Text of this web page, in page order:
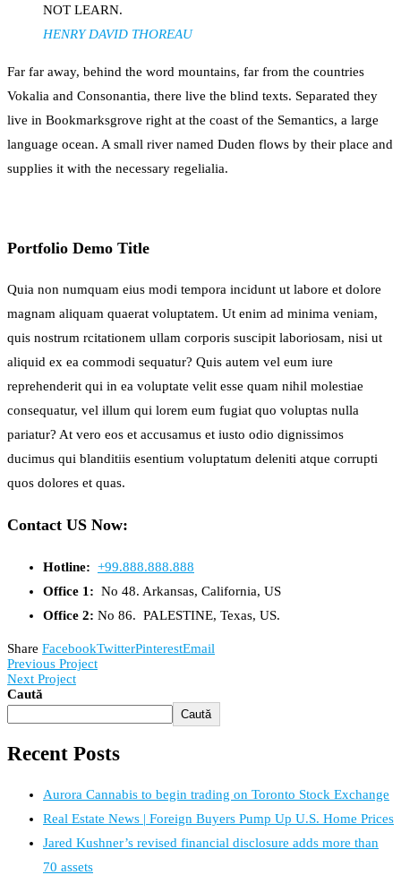
NOT LEARN.
HENRY DAVID THOREAU
Far far away, behind the word mountains, far from the countries
Vokalia and Consonantia, there live the blind texts. Separated they
live in Bookmarksgrove right at the coast of the Semantics, a large
language ocean. A small river named Duden flows by their place and
supplies it with the necessary regelialia.
Portfolio Demo Title
Quia non numquam eius modi tempora incidunt ut labore et dolore
magnam aliquam quaerat voluptatem. Ut enim ad minima veniam,
quis nostrum rcitationem ullam corporis suscipit laboriosam, nisi ut
aliquid ex ea commodi sequatur? Quis autem vel eum iure
reprehenderit qui in ea voluptate velit esse quam nihil molestiae
consequatur, vel illum qui lorem eum fugiat quo voluptas nulla
pariatur? At vero eos et accusamus et iusto odio dignissimos
ducimus qui blanditiis esentium voluptatum deleniti atque corrupti
quos dolores et quas.
Contact US Now:
Hotline: +99.888.888.888
Office 1: No 48. Arkansas, California, US
Office 2: No 86. PALESTINE, Texas, US.
Share FacebookTwitterPinterestEmail
Previous Project
Next Project
Caută
Caută
Recent Posts
Aurora Cannabis to begin trading on Toronto Stock Exchange
Real Estate News | Foreign Buyers Pump Up U.S. Home Prices
Jared Kushner’s revised financial disclosure adds more than
70 assets